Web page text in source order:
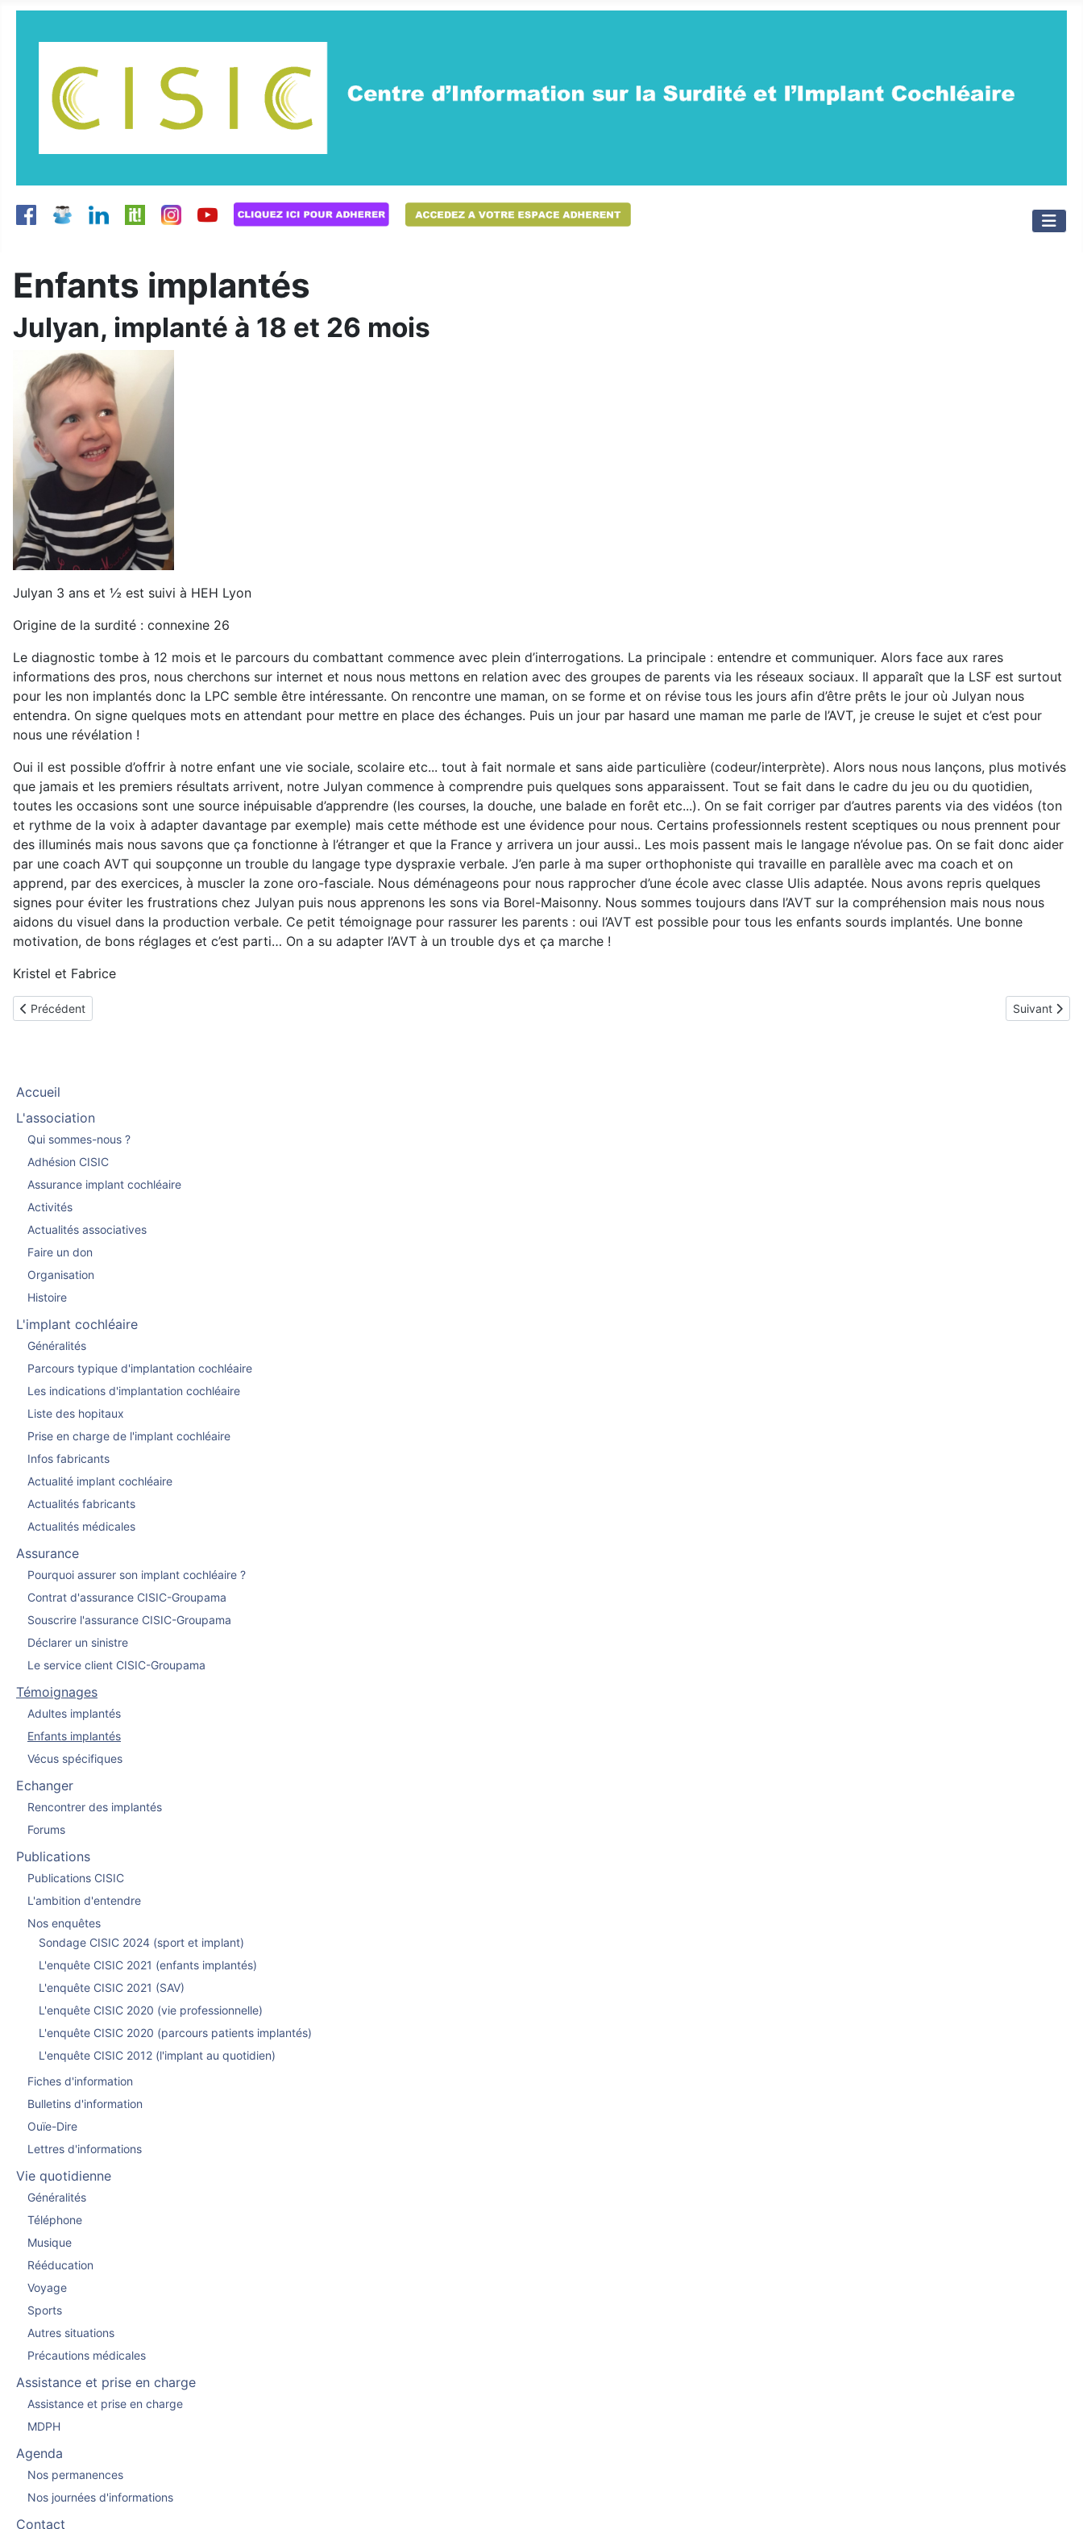
Enfants implantés
Julyan, implanté à 18 et 26 mois
Julyan 3 ans et ½ est suivi à HEH Lyon
Origine de la surdité : connexine 26
Le diagnostic tombe à 12 mois et le parcours du combattant commence avec plein d’interrogations. La principale : entendre et communiquer. Alors face aux rares
informations des pros, nous cherchons sur internet et nous nous mettons en relation avec des groupes de parents via les réseaux sociaux. Il apparaît que la LSF est surtout
pour les non implantés donc la LPC semble être intéressante. On rencontre une maman, on se forme et on révise tous les jours afin d’être prêts le jour où Julyan nous
entendra. On signe quelques mots en attendant pour mettre en place des échanges. Puis un jour par hasard une maman me parle de l’AVT, je creuse le sujet et c’est pour
nous une révélation !
Oui il est possible d’offrir à notre enfant une vie sociale, scolaire etc... tout à fait normale et sans aide particulière (codeur/interprète). Alors nous nous lançons, plus motivés
que jamais et les premiers résultats arrivent, notre Julyan commence à comprendre puis quelques sons apparaissent. Tout se fait dans le cadre du jeu ou du quotidien,
toutes les occasions sont une source inépuisable d’apprendre (les courses, la douche, une balade en forêt etc...). On se fait corriger par d’autres parents via des vidéos (ton
et rythme de la voix à adapter davantage par exemple) mais cette méthode est une évidence pour nous. Certains professionnels restent sceptiques ou nous prennent pour
des illuminés mais nous savons que ça fonctionne à l’étranger et que la France y arrivera un jour aussi.. Les mois passent mais le langage n’évolue pas. On se fait donc aider
par une coach AVT qui soupçonne un trouble du langage type dyspraxie verbale. J’en parle à ma super orthophoniste qui travaille en parallèle avec ma coach et on
apprend, par des exercices, à muscler la zone oro-fasciale. Nous déménageons pour nous rapprocher d’une école avec classe Ulis adaptée. Nous avons repris quelques
signes pour éviter les frustrations chez Julyan puis nous apprenons les sons via Borel-Maisonny. Nous sommes toujours dans l’AVT sur la compréhension mais nous nous
aidons du visuel dans la production verbale. Ce petit témoignage pour rassurer les parents : oui l’AVT est possible pour tous les enfants sourds implantés. Une bonne
motivation, de bons réglages et c’est parti… On a su adapter l’AVT à un trouble dys et ça marche !
Kristel et Fabrice
Article précédent : Jules, implanté à 18 et 26 mois
Précédent Article
Suivant
Accueil
L'association
Qui sommes-nous ?
Adhésion CISIC
Assurance implant cochléaire
Activités
Actualités associatives
Faire un don
Organisation
Histoire
L'implant cochléaire
Généralités
Parcours typique d'implantation cochléaire
Les indications d'implantation cochléaire
Liste des hopitaux
Prise en charge de l'implant cochléaire
Infos fabricants
Actualité implant cochléaire
Actualités fabricants
Actualités médicales
Assurance
Pourquoi assurer son implant cochléaire ?
Contrat d'assurance CISIC-Groupama
Souscrire l'assurance CISIC-Groupama
Déclarer un sinistre
Le service client CISIC-Groupama
Témoignages
Adultes implantés
Enfants implantés
Vécus spécifiques
Echanger
Rencontrer des implantés
Forums
Publications
Publications CISIC
L'ambition d'entendre
Nos enquêtes
Sondage CISIC 2024 (sport et implant)
L'enquête CISIC 2021 (enfants implantés)
L'enquête CISIC 2021 (SAV)
L'enquête CISIC 2020 (vie professionnelle)
L'enquête CISIC 2020 (parcours patients implantés)
L'enquête CISIC 2012 (l'implant au quotidien)
Fiches d'information
Bulletins d'information
Ouïe-Dire
Lettres d'informations
Vie quotidienne
Généralités
Téléphone
Musique
Rééducation
Voyage
Sports
Autres situations
Précautions médicales
Assistance et prise en charge
Assistance et prise en charge
MDPH
Agenda
Nos permanences
Nos journées d'informations
Contact